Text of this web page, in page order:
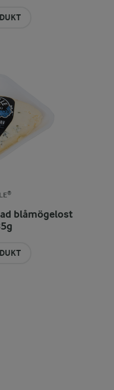
blåmögelost